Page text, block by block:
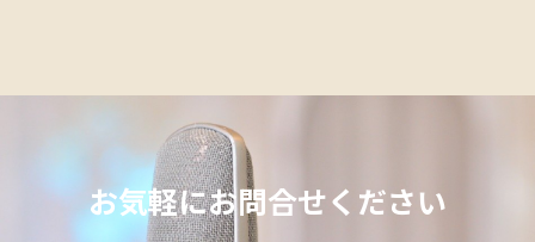
お気軽にお問合せください